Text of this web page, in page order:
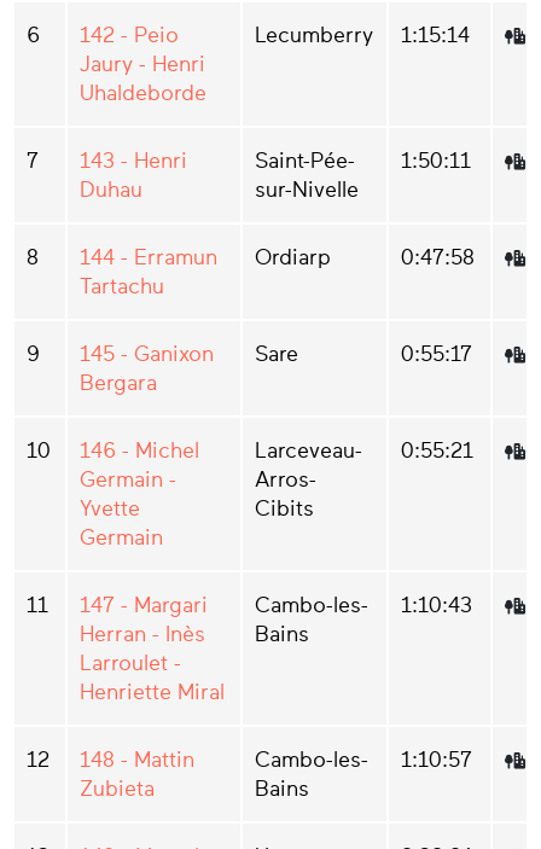
6
142 - Peio
Jaury - Henri
Uhaldeborde
Lecumberry 1:15:14
7
143 - Henri
Duhau
Saint-Pée-
sur-Nivelle
1:50:11
8
144 - Erramun
Tartachu
Ordiarp 0:47:58
9
145 - Ganixon
Bergara
Sare 0:55:17
10
146 - Michel
Germain -
Yvette
Germain
Larceveau-
Arros-
Cibits
0:55:21
11
147 - Margari
Herran - Inès
Larroulet -
Henriette Miral
Cambo-les-
Bains
1:10:43
12
148 - Mattin
Zubieta
Cambo-les-
Bains
1:10:57